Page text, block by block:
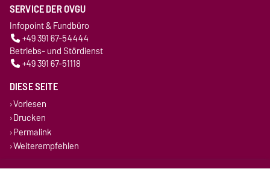
SERVICE DER OVGU
Infopoint & Fundbüro
+49 391 67-54444
Betriebs- und Stördienst
+49 391 67-51118
DIESE SEITE
Vorlesen
Drucken
Permalink
Weiterempfehlen